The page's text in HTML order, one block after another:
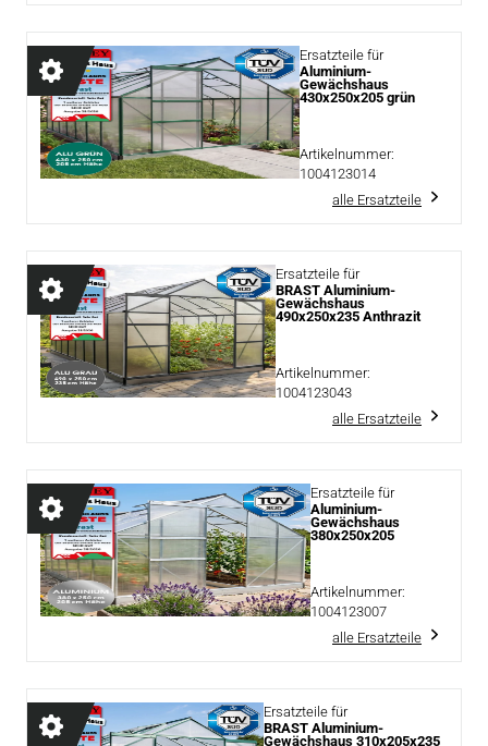
Ersatzteile für
Aluminium-
Gewächshaus
430x250x205 grün
Artikelnummer:
1004123014
alle Ersatzteile
Ersatzteile für
BRAST Aluminium-
Gewächshaus
490x250x235 Anthrazit
Artikelnummer:
1004123043
alle Ersatzteile
Ersatzteile für
Aluminium-
Gewächshaus
380x250x205
Artikelnummer:
1004123007
alle Ersatzteile
Ersatzteile für
BRAST Aluminium-
Gewächshaus 310x205x235